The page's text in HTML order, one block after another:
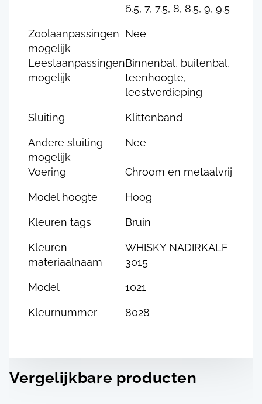
6.5, 7, 7.5, 8, 8.5, 9, 9.5
Zoolaanpassingen
mogelijk
Nee
Leestaanpassingen
mogelijk
Binnenbal, buitenbal,
teenhoogte,
leestverdieping
Sluiting Klittenband
Andere sluiting
mogelijk
Nee
Voering Chroom en metaalvrij
Model hoogte Hoog
Kleuren tags Bruin
Kleuren
materiaalnaam
WHISKY NADIRKALF
3015
Model 1021
Kleurnummer 8028
Vergelijkbare producten